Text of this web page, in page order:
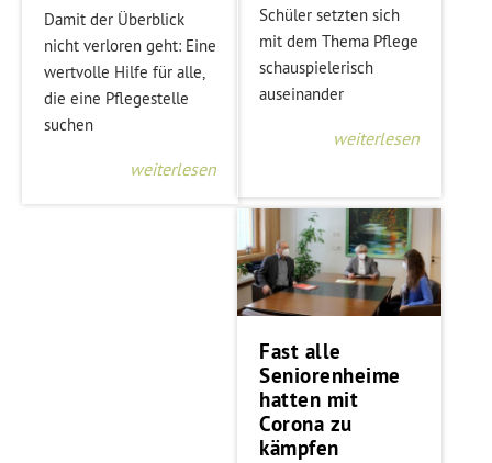
Damit der Überblick
nicht verloren geht: Eine
wertvolle Hilfe für alle,
die eine Pflegestelle
suchen
weiterlesen
Schüler setzten sich
mit dem Thema Pflege
schauspielerisch
auseinander
weiterlesen
Fast alle
Seniorenheime
hatten mit
Corona zu
kämpfen